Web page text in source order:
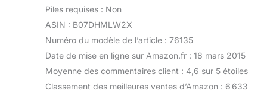
Piles requises : Non
ASIN : B07DHMLW2X
Numéro du modèle de l’article : 76135
Date de mise en ligne sur Amazon.fr : 18 mars 2015
Moyenne des commentaires client : 4,6 sur 5 étoiles
Classement des meilleures ventes d’Amazon : 6 633